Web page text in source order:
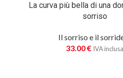
La curva più bella di una
sorriso
Il sorriso e il
33.00€ IVA inclusa